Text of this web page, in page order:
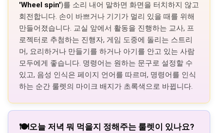
'Wheel spin')를 소리 내어 말하면 화면을 터치하지 않고
회전합니다. 손이 바쁘거나 기기가 멀리 있을 때를 위해
만들어졌습니다. 교실 앞에서 활동을 진행하는 교사, 프
로젝터로 추첨하는 진행자, 게임 도중에 돌리는 스트리
머, 요리하거나 만들기를 하거나 아기를 안고 있는 사람
모두에게 좋습니다. 명령어는 원하는 문구로 설정할 수
있고, 음성 인식은 페이지 언어를 따르며, 명령어를 인식
하는 순간 룰렛의 마이크 배지가 초록색으로 바뀝니다.
🍽️오늘 저녁 뭐 먹을지 정해주는 룰렛이 있나요?